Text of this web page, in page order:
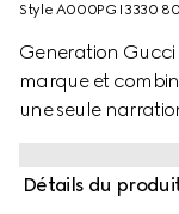
Style ‎A000PG I3330
Generation Gucci
marque et
une seule
Détails du